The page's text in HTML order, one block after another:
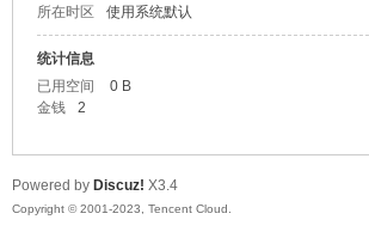
所在时区
使用系统默认
统计信息
已用空间
0 B
金钱
2
Powered by Discuz! X3.4
Copyright © 2001-2023, Tencent Cloud.